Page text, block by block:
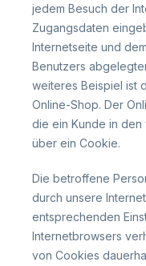
jedem Besuch der
Zugangsdaten
Internetseite und
Benutzers
weiteres Beispiel ist
Online-Shop. Der
die ein Kunde in den
über ein Cookie.
Die betroffene
durch unsere
entsprechenden
Internetbrowsers
von Cookies